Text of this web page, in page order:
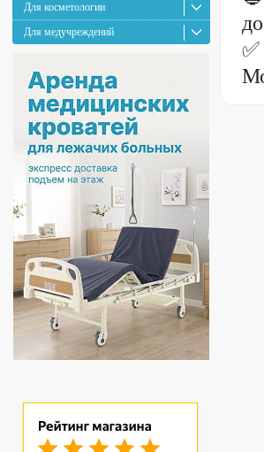
Для косметологии
Для медучреждений